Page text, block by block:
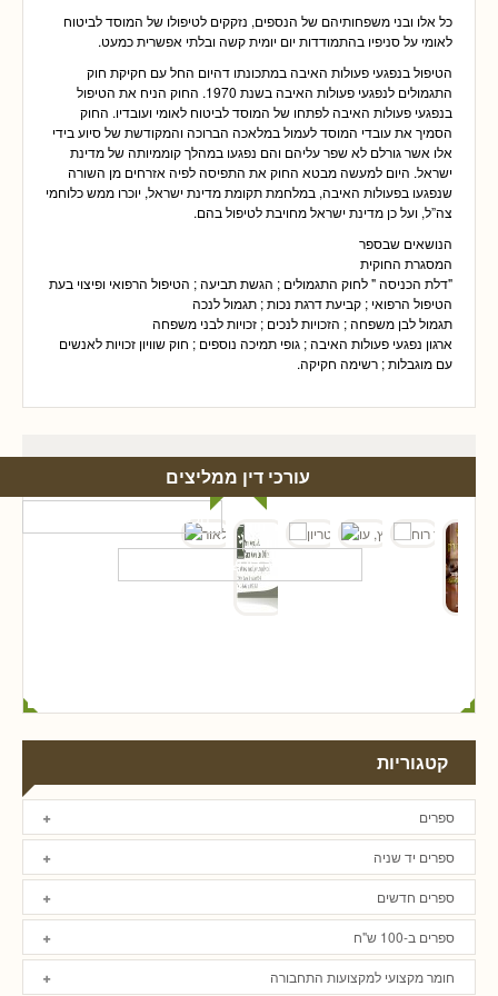
כל אלו ובני משפחותיהם של הנספים, נזקקים לטיפולו של המוסד לביטוח
לאומי על סניפיו בהתמודדות יום יומית קשה ובלתי אפשרית כמעט.
הטיפול בנפגעי פעולות האיבה במתכונתו דהיום החל עם חקיקת חוק
התגמולים לנפגעי פעולות האיבה בשנת 1970. החוק הניח את הטיפול
בנפגעי פעולות האיבה לפתחו של המוסד לביטוח לאומי ועובדיו. החוק
הסמיך את עובדי המוסד לעמול במלאכה הברוכה והמקודשת של סיוע בידי
אלו אשר גורלם לא שפר עליהם והם נפגעו במהלך קוממיותה של מדינת
ישראל. היום למעשה מבטא החוק את התפיסה לפיה אזרחים מן השורה
שנפגעו בפעולות האיבה, במלחמת תקומת מדינת ישראל, יוכרו ממש כלוחמי
צה”ל, ועל כן מדינת ישראל מחויבת לטיפול בהם.
הנושאים שבספר
המסגרת החוקית
"דלת הכניסה " לחוק התגמולים ; הגשת תביעה ; הטיפול הרפואי ופיצוי בעת
הטיפול הרפואי ; קביעת דרגת נכות ; תגמול לנכה
תגמול לבן משפחה ; הזכויות לנכים ; זכויות לבני משפחה
ארגון נפגעי פעולות האיבה ; גופי תמיכה נוספים ; חוק שוויון זכויות לאנשים
עם מוגבלות ; רשימה חקיקה.
עורכי דין ממליצים
קטגוריות
ספרים
ספרים יד שניה
ספרים חדשים
ספרים ב-100 ש"ח
חומר מקצועי למקצועות התחבורה